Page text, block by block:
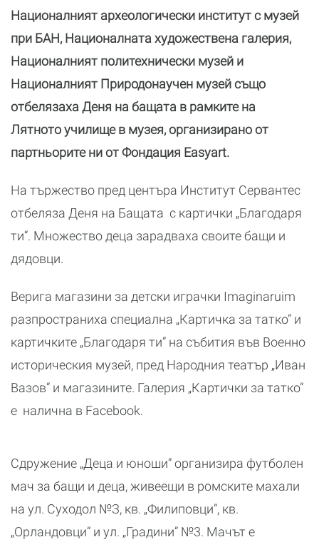
Националният археологически институт с музей
при БАН, Националната художествена галерия,
Националният политехнически музей и
Националният Природонаучен музей също
отбелязаха Деня на бащата в рамките на
Лятното училище в музея, организирано от
партньорите ни от Фондация Easyart.
На тържество пред центъра Институт Сервантес
отбеляза Деня на Бащата с картички „Благодаря
ти“. Множество деца зарадваха своите бащи и
дядовци.
Верига магазини за детски играчки Imaginaruim
разпространиха специална „Картичка за татко” и
картичките „Благодаря ти” на събития във Военно
историческия музей, пред Народния театър „Иван
Вазов” и магазините. Галерия „Картички за татко”
е налична в Facebook.
Сдружение „Деца и юноши” организира футболен
мач за бащи и деца, живеещи в ромските махали
на ул. Суходол №З, кв. „Филиповци”, кв.
„Орландовци” и ул. „Градини” №3. Мачът е